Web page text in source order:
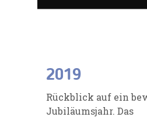
2019
Rückblick auf ein
Jubiläumsjahr. Das